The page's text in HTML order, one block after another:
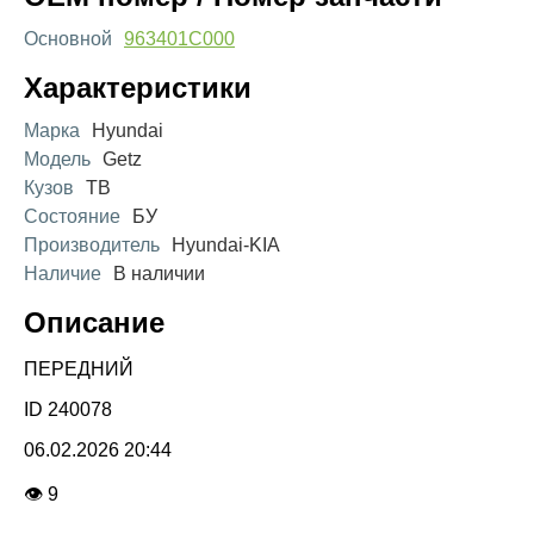
Основной 963401C000
Характеристики
Марка
Hyundai
Модель Getz
Кузов
TB
Состояние
БУ
Производитель
Hyundai-KIA
Наличие
В наличии
Описание
ПЕРЕДНИЙ
ID 240078
06.02.2026 20:44
👁 9